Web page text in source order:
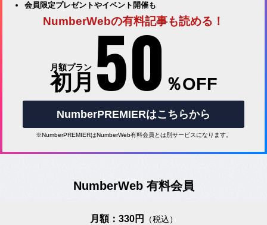
会員限定プレゼントやイベント開催も
NumberWebの有料記事も読める！
月額プラン
初月 50 ％OFF
NumberPREMIERはこちらから
※NumberPREMIERはNumberWeb有料会員とは別サービスになります。
NumberWeb 有料会員
月額：330円 （税込）